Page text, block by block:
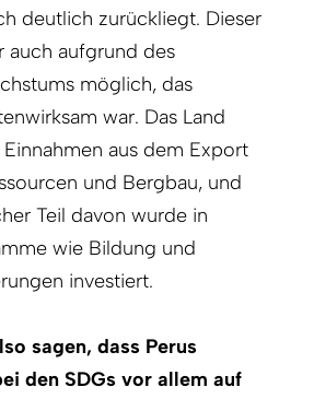
deutlich zurückliegt. Dieser
auch aufgrund des
möglich, das
war. Das Land
aus dem Export
und Bergbau, und
Teil davon wurde in
wie Bildung und
investiert.
sagen, dass Perus
den SDGs vor allem auf